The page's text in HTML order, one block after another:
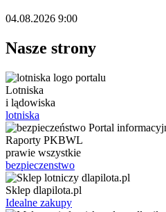
04.08.2026 9:00
Nasze strony
Lotniska
i lądowiska
lotniska
Raporty PKBWL
prawie wszystkie
bezpieczenstwo
Sklep dlapilota.pl
Idealne zakupy